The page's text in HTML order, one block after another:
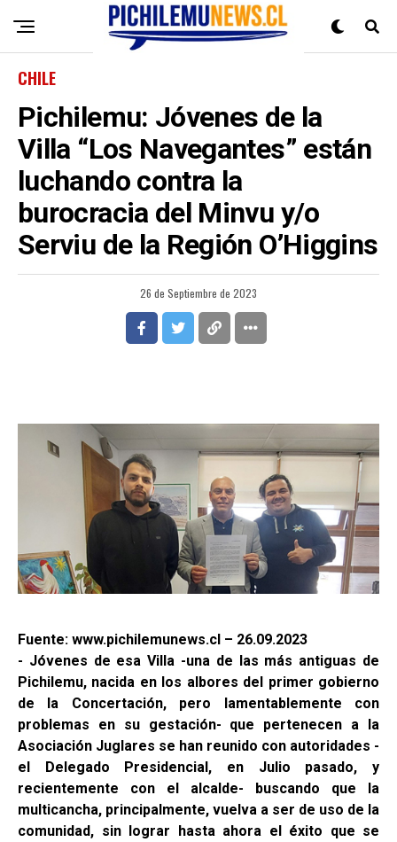
CHILE
Pichilemu: Jóvenes de la
Villa “Los Navegantes” están
luchando contra la
burocracia del Minvu y/o
Serviu de la Región O’Higgins
26 de Septiembre de 2023
Fuente: www.pichilemunews.cl – 26.09.2023
- Jóvenes de esa Villa -una de las más antiguas de
Pichilemu, nacida en los albores del primer gobierno
de la Concertación, pero lamentablemente con
problemas en su gestación- que pertenecen a la
Asociación Juglares se han reunido con autoridades -
el Delegado Presidencial, en Julio pasado, y
recientemente con el alcalde- buscando que la
multicancha, principalmente, vuelva a ser de uso de la
comunidad, sin lograr hasta ahora el éxito que se